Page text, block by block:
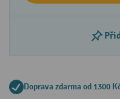
Doprava zdarma od 1300